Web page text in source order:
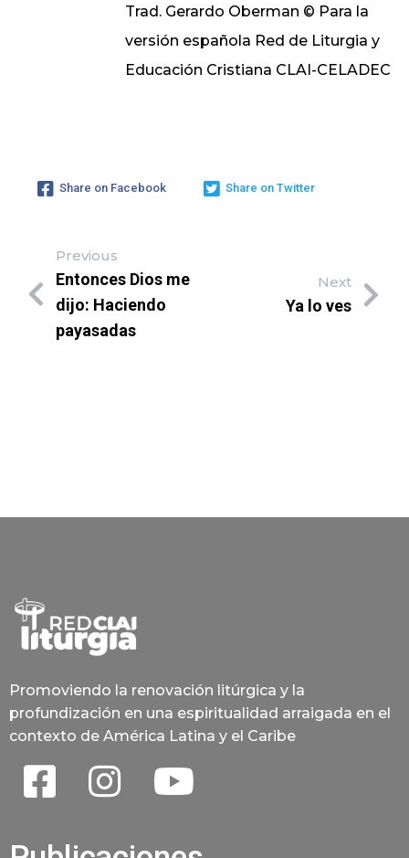
Trad. Gerardo Oberman © Para la
versión española Red de Liturgia y
Educación Cristiana CLAI-CELADEC
Share on Facebook Share on Twitter
Previous
Entonces Dios me
dijo: Haciendo
payasadas
Next
Ya lo ves
Promoviendo la renovación litúrgica y la
profundización en una espiritualidad arraigada en el
contexto de América Latina y el Caribe